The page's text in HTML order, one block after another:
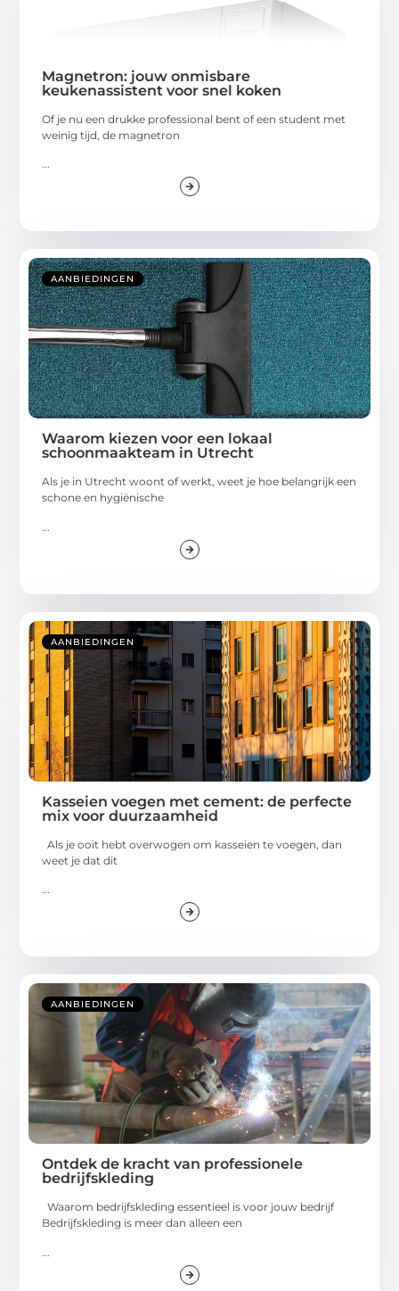
Magnetron: jouw onmisbare
keukenassistent voor snel koken
Of je nu een drukke professional bent of een student met
weinig tijd, de magnetron
...
AANBIEDINGEN
Waarom kiezen voor een lokaal
schoonmaakteam in Utrecht
Als je in Utrecht woont of werkt, weet je hoe belangrijk een
schone en hygiënische
AANBIEDINGEN
Kasseien voegen met cement: de perfecte
mix voor duurzaamheid
Als je ooit hebt overwogen om kasseien te voegen, dan
weet je dat dit
...
AANBIEDINGEN
Ontdek de kracht van professionele
bedrijfskleding
Waarom bedrijfskleding essentieel is voor jouw bedrijf
Bedrijfskleding is meer dan alleen een